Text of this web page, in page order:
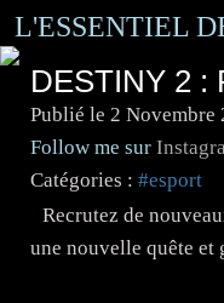
L'ESSENTIEL
DESTINY 2 :
Publié le 2 Novembre
Follow me sur
Catégories : #esport
Recrutez de
une nouvelle quête et